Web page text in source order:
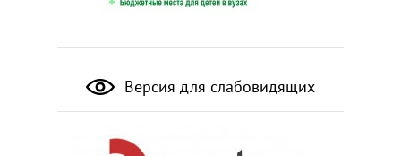
Версия для слабовидящих